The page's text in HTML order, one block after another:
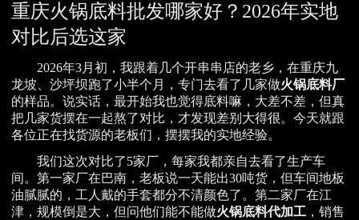
重庆火锅底料批发哪家好？2026年实地
对比后选这家
2026年3月初，我跟着几个开串串店的老乡，在重庆九
龙坡、沙坪坝跑了小半个月，专门去看了几家做火锅底料厂
的样品。说实话，最开始我也觉得底料嘛，大差不差，但真
把几家货摆在一起熬了对比，才发现差别大得很。今天就跟
各位正在找货源的老板们，摆摆我的实地经验。
我们这次对比了5家厂，每家我都亲自去看了生产车
间。第一家厂在巴南，老板说一天能出30吨货，但车间地板
油腻腻的，工人戴的手套都分不清颜色了。第二家厂在江
津，规模倒是大，但问他们能不能做火锅底料代加工 ，销售